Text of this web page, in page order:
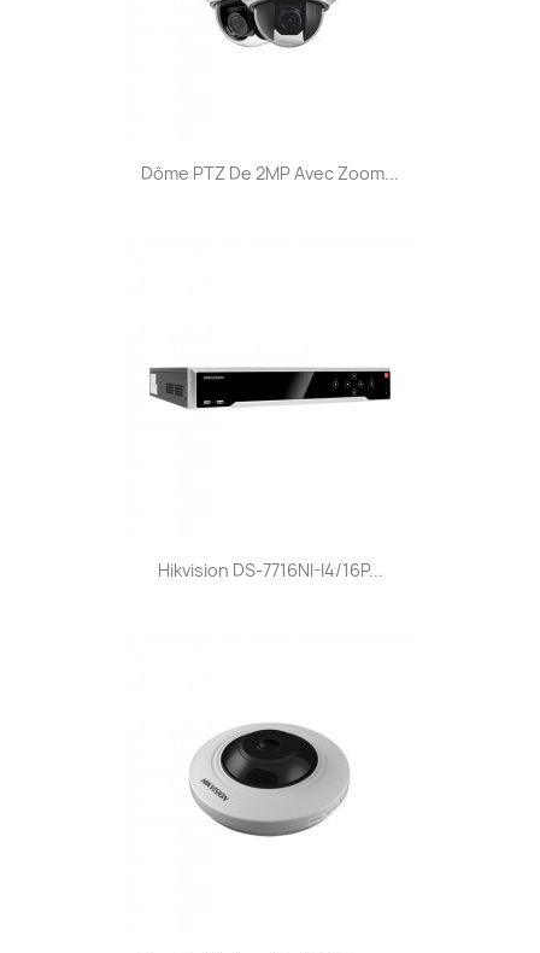
Dôme PTZ De 2MP Avec Zoom...
Hikvision DS-7716NI-I4/16P...